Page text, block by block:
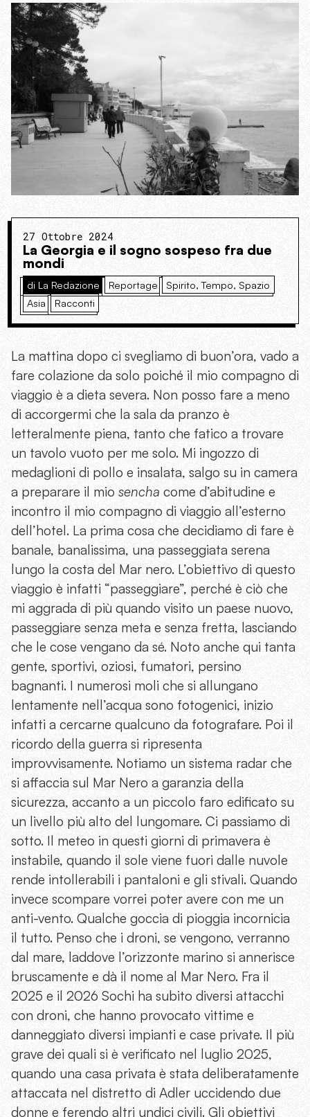
27 Ottobre 2024
La Georgia e il sogno sospeso fra due
mondi
di La Redazione Reportage
Spirito, Tempo, Spazio
Asia
Racconti
La mattina dopo ci svegliamo di buon’ora, vado a
fare colazione da solo poiché il mio compagno di
viaggio è a dieta severa. Non posso fare a meno
di accorgermi che la sala da pranzo è
letteralmente piena, tanto che fatico a trovare
un tavolo vuoto per me solo. Mi ingozzo di
medaglioni di pollo e insalata, salgo su in camera
a preparare il mio sencha come d’abitudine e
incontro il mio compagno di viaggio all’esterno
dell’hotel. La prima cosa che decidiamo di fare è
banale, banalissima, una passeggiata serena
lungo la costa del Mar nero. L’obiettivo di questo
viaggio è infatti “passeggiare”, perché è ciò che
mi aggrada di più quando visito un paese nuovo,
passeggiare senza meta e senza fretta, lasciando
che le cose vengano da sé. Noto anche qui tanta
gente, sportivi, oziosi, fumatori, persino
bagnanti. I numerosi moli che si allungano
lentamente nell’acqua sono fotogenici, inizio
infatti a cercarne qualcuno da fotografare. Poi il
ricordo della guerra si ripresenta
improvvisamente. Notiamo un sistema radar che
si aﬀaccia sul Mar Nero a garanzia della
sicurezza, accanto a un piccolo faro edificato su
un livello più alto del lungomare. Ci passiamo di
sotto. Il meteo in questi giorni di primavera è
instabile, quando il sole viene fuori dalle nuvole
rende intollerabili i pantaloni e gli stivali. Quando
invece scompare vorrei poter avere con me un
anti-vento. Qualche goccia di pioggia incornicia
il tutto. Penso che i droni, se vengono, verranno
dal mare, laddove l’orizzonte marino si annerisce
bruscamente e dà il nome al Mar Nero. Fra il
2025 e il 2026 Sochi ha subito diversi attacchi
con droni, che hanno provocato vittime e
danneggiato diversi impianti e case private. Il più
grave dei quali si è verificato nel luglio 2025,
quando una casa privata è stata deliberatamente
attaccata nel distretto di Adler uccidendo due
donne e ferendo altri undici civili. Gli obiettivi